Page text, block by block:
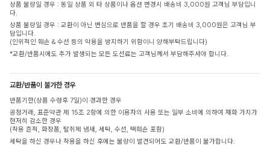
상품 불량일 경우 : 동일 상품 외 타 상품이나 옵션 변경시 배송비 3,000원 고객님 부담입니
다.
상품 불량일 경우 : 교환이 아닌 변심으로 반품을 할 경우 초기 배송비 3,000원은 고객님 부
담입니다.
(인위적인 훼손 & 수선 등의 악용을 방지하기 위함이니 양해부탁드립니다)
*교환/반품시에도 추가 발생되는 모든 도선료는 고객님께서 부담해주셔야 합니다.
교환/반품이 불가한 경우
반품기한(상품 수령후 7일)이 경과한 경우
공정거래, 표준약관 제 15조 2항에 의한 이용자의 사용 또는 일부 소비에 의하여 재화 가치가
현저히 감소한 경우
(착용 흔적, 화장품, 탈취제 냄새, 세탁, 수선, 택훼손 포함)
세탁을 하신 경우나 착용을 하신 후에는 불량이 발견되어도 교환/반품이 불가합니다.